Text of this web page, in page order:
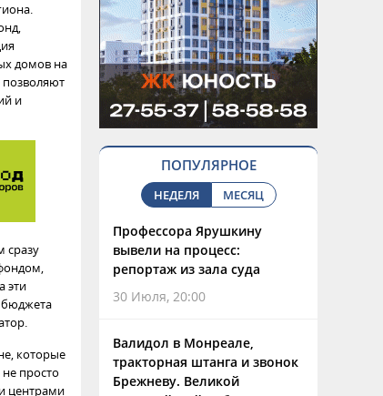
домов на
и
сразу
эти
бюджета
которые
просто
центрами
ПОПУЛЯРНОЕ
НЕДЕЛЯ МЕСЯЦ
Профессора Ярушкину
вывели на процесс:
репортаж из зала суда
30 Июля, 20:00
Валидол в Монреале,
тракторная штанга и звонок
Брежневу. Великой